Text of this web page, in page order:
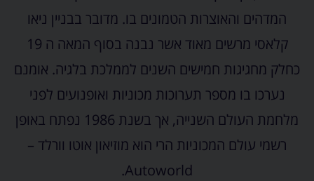
המדהים והאוצרות הטמונים בו. מדובר בבניין ניאו
קלאסי מרשים מאוד אשר נבנה בסוף המאה ה 19
כחלק מחגיגות חמישים השנים לממלכת בלגיה. אומנם
נערכו בו מספר תערוכות מכוניות ואופנועים לפני
מלחמת העולם השנייה, אך בשנת 1986 נפתח באופן
רשמי עולם המכוניות הרי הוא מוזיאון אוטו וורלד –
Autoworld.